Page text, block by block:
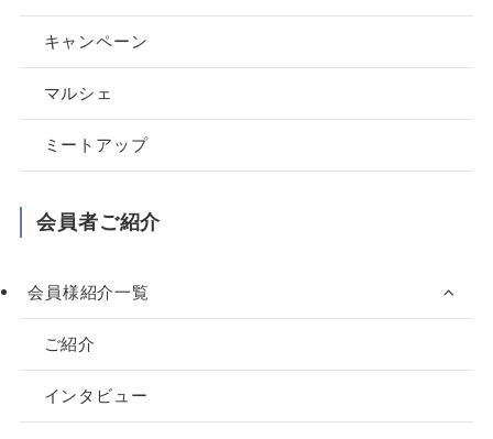
キャンペーン
マルシェ
ミートアップ
会員者ご紹介
会員様紹介一覧
ご紹介
インタビュー